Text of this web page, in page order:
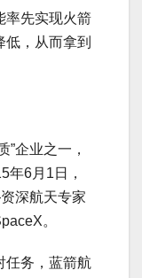
率先实现火箭
，从而拿到
”企业之一，
年6月1日，
深航天专家
。
任务，蓝箭航